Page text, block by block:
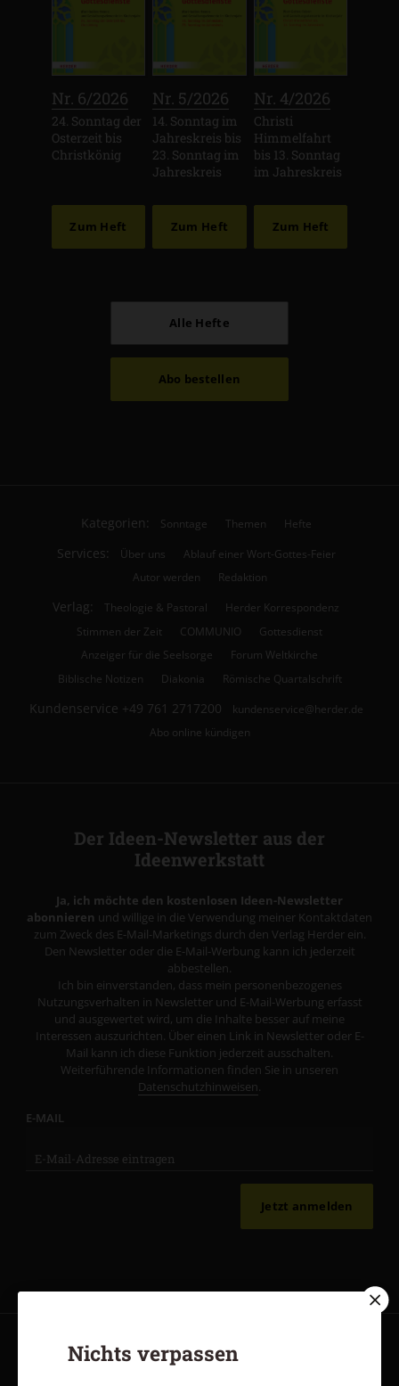
Nr. 6/2026
24. Sonntag der
Osterzeit bis
Christkönig
Zum Heft
Nr. 5/2026
14. Sonntag im
Jahreskreis bis
23. Sonntag im
Jahreskreis
Zum Heft
Nr. 4/2026
Christi
Himmelfahrt
bis 13. Sonntag
im Jahreskreis
Zum Heft
Alle Hefte
Abo bestellen
Kategorien: Sonntage Themen Hefte
Services: Über uns
Ablauf einer Wort-Gottes-Feier
Autor werden
Redaktion
Verlag: Theologie & Pastoral
Herder Korrespondenz
Stimmen der Zeit
COMMUNIO
Gottesdienst
Anzeiger für die Seelsorge
Forum Weltkirche
Biblische Notizen
Diakonia Römische Quartalschrift
Kundenservice +49 761 2717200
kundenservice@herder.de
Abo online kündigen
Der Ideen-Newsletter aus der
Ideenwerkstatt
Ja, ich möchte den kostenlosen Ideen-Newsletter
abonnieren und willige in die Verwendung meiner Kontaktdaten
zum Zweck des E-Mail-Marketings durch den Verlag Herder ein.
Den Newsletter oder die E-Mail-Werbung kann ich jederzeit
abbestellen.
Ich bin einverstanden, dass mein personenbezogenes
Nutzungsverhalten in Newsletter und E-Mail-Werbung erfasst
und ausgewertet wird, um die Inhalte besser auf meine
Interessen auszurichten. Über einen Link in Newsletter oder E-
Mail kann ich diese Funktion jederzeit ausschalten.
Weiterführende Informationen finden Sie in unseren
Datenschutzhinweisen.
E-MAIL
Jetzt anmelden
AGB und Widerrufsbelehrung Datenschutz
Nichts verpassen